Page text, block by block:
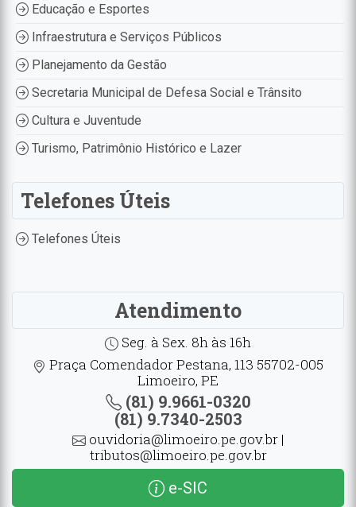
Educação e Esportes
Infraestrutura e Serviços Públicos
Planejamento da Gestão
Secretaria Municipal de Defesa Social e Trânsito
Cultura e Juventude
Turismo, Patrimônio Histórico e Lazer
Telefones Úteis
Telefones Úteis
Atendimento
Seg. à Sex. 8h às 16h
Praça Comendador Pestana, 113 55702-005
Limoeiro, PE
(81) 9.9661-0320
(81) 9.7340-2503
ouvidoria@limoeiro.pe.gov.br |
tributos@limoeiro.pe.gov.br
e-SIC